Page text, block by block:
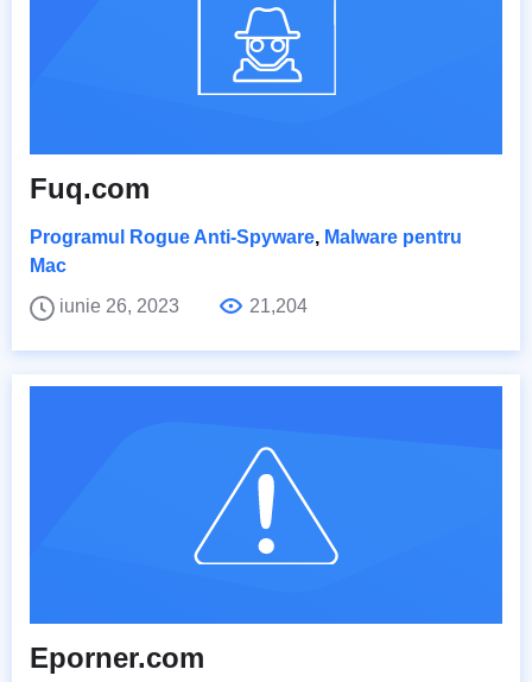
Fuq.com
Programul Rogue Anti-Spyware, Malware pentru
Mac
iunie 26, 2023
21,204
Eporner.com